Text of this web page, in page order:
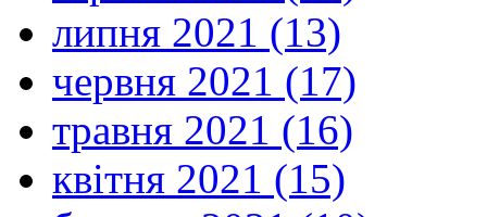
липня 2021 (13)
червня 2021 (17)
травня 2021 (16)
квітня 2021 (15)